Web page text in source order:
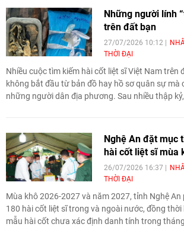
bồi đắp truyền thống yêu nước, khơi dậy khát
hệ trẻ.
Những người lính
trên đất bạn
27/07/2026 10:12
THỜI ĐẠI
Nhiều cuộc tìm kiếm hài cốt liệt sĩ Việt Nam trên
không bắt đầu từ bản đồ hay hồ sơ quân sự mà
những người dân địa phương. Sau nhiều thập
Nghệ An đặt mục
hài cốt liệt sĩ mùa
26/07/2026 16:37
THỜI ĐẠI
Mùa khô 2026-2027 và năm 2027, tỉnh Nghệ
180 hài cốt liệt sĩ trong và ngoài nước, đồng
mẫu hài cốt chưa xác định danh tính trong